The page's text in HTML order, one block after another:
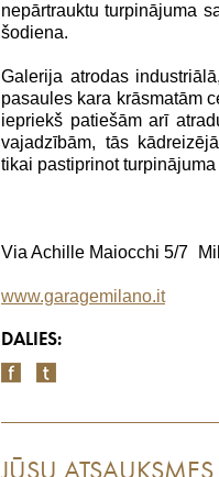
nepārtrauktu turpinājuma
šodiena.
Galerija atrodas
pasaules kara krāsmatām
iepriekš patiešām arī
vajadzībām, tās
tikai pastiprinot
Via Achille Maiocchi 5/7
www.garagemilano.it
DALIES: